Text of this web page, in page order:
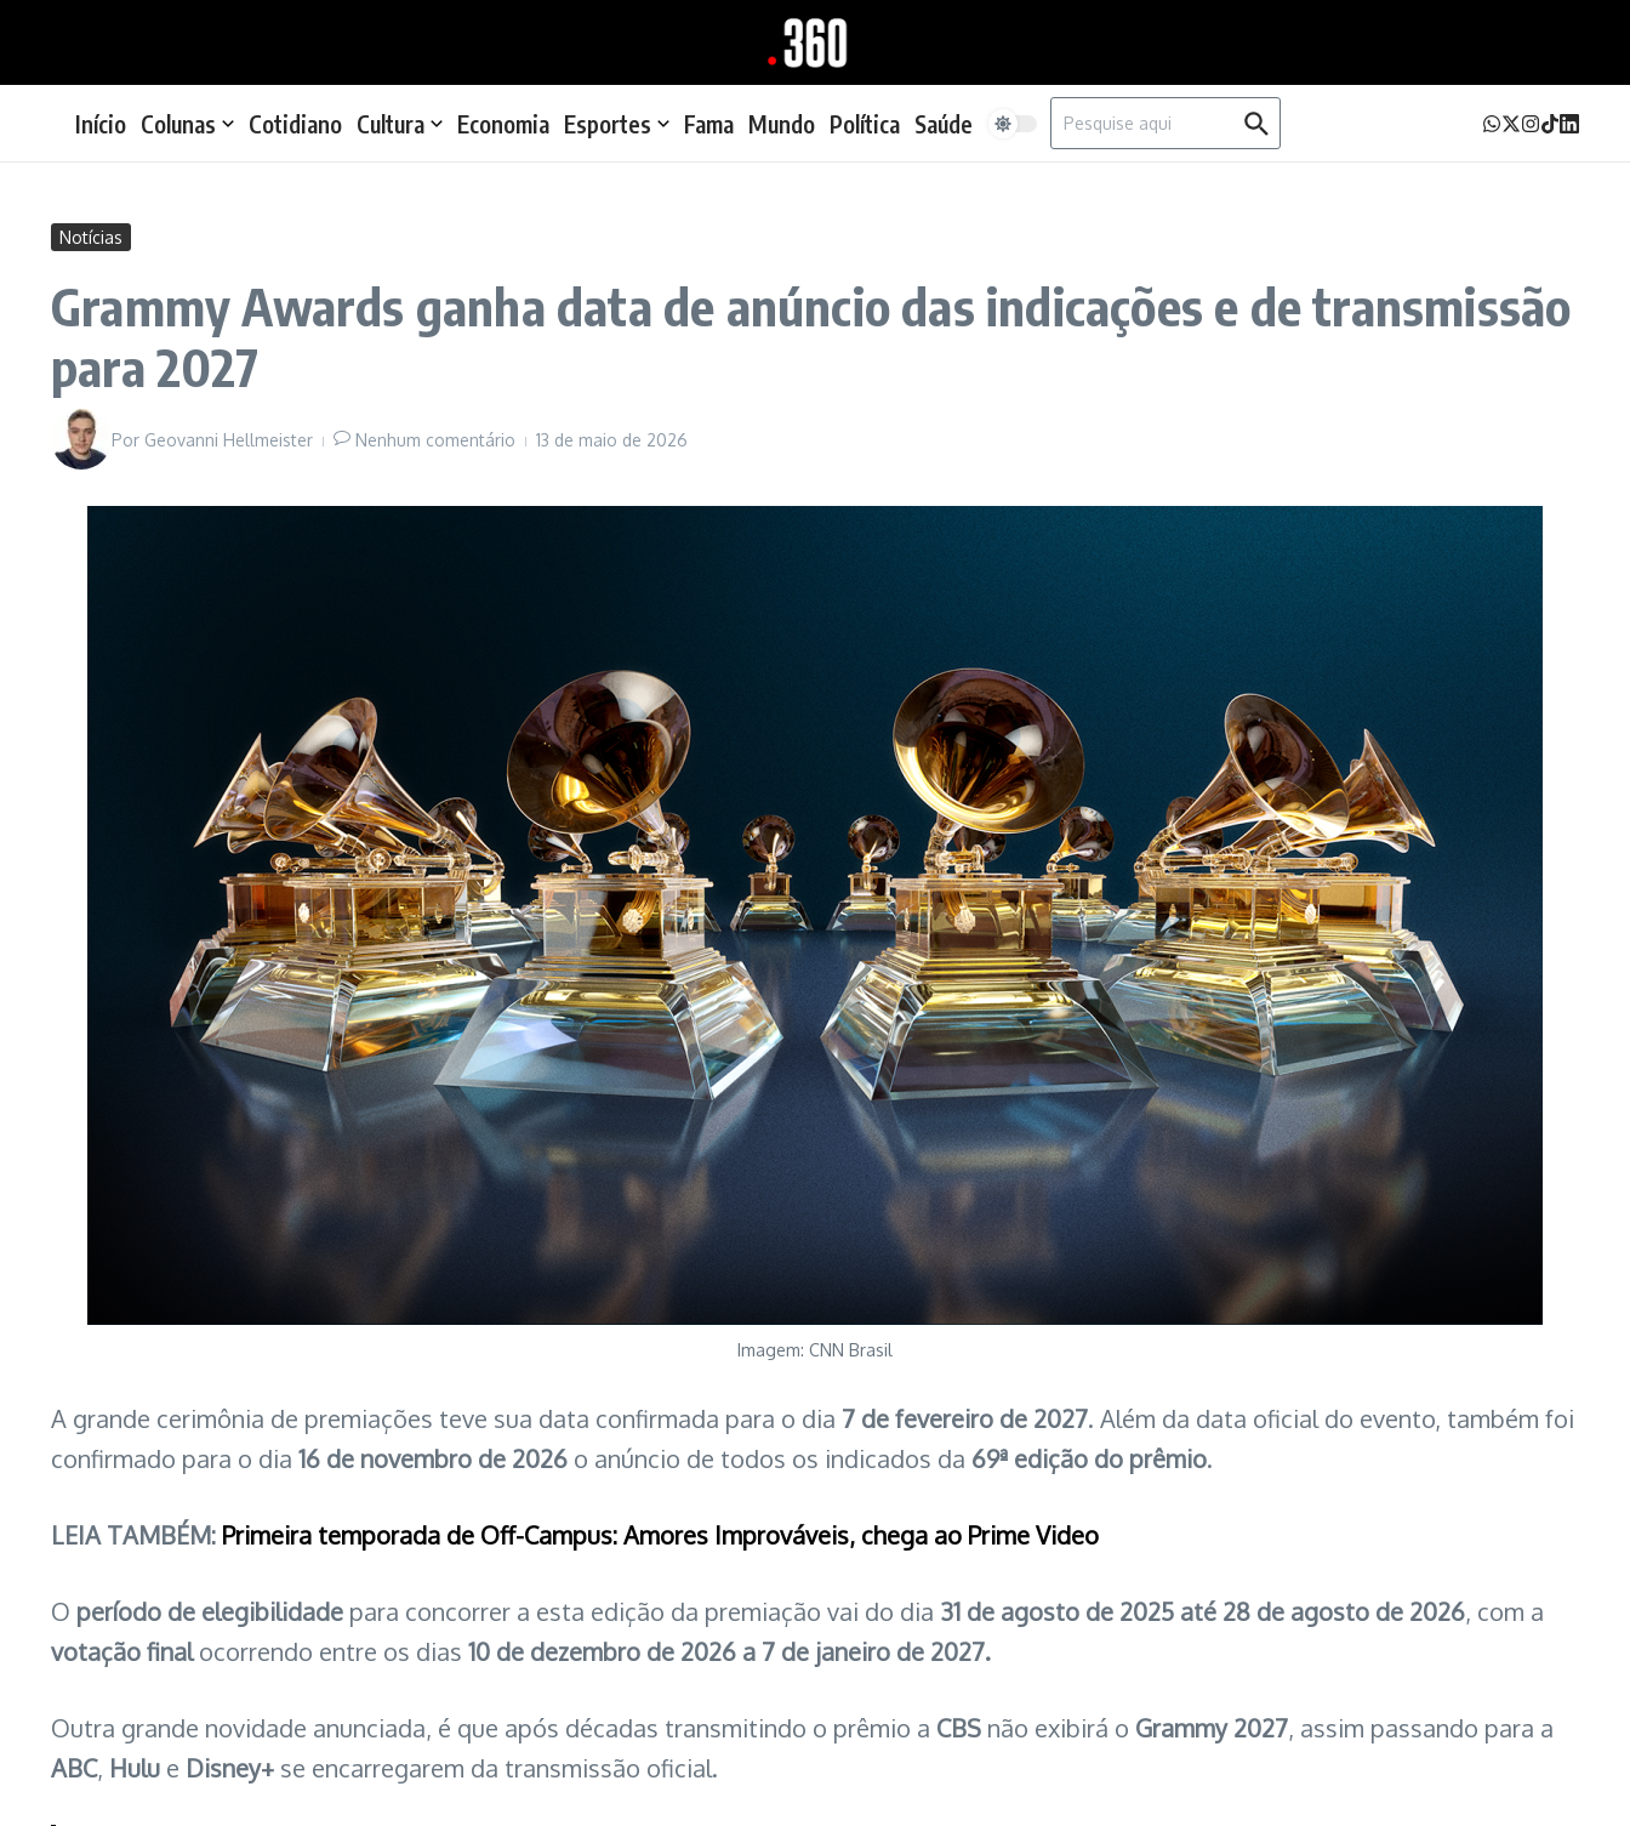
Início Colunas Cotidiano Cultura Economia Esportes Fama Mundo Política Saúde
Procurar por:
Notícias
Grammy Awards ganha data de anúncio das indicações e de transmissão
para 2027
Por Geovanni Hellmeister Nenhum comentário 13 de maio de 2026
Imagem: CNN Brasil
A grande cerimônia de premiações teve sua data confirmada para o dia 7 de fevereiro de 2027. Além da data oficial do evento, também foi
confirmado para o dia 16 de novembro de 2026 o anúncio de todos os indicados da 69ª edição do prêmio.
LEIA TAMBÉM: Primeira temporada de Off-Campus: Amores Improváveis, chega ao Prime Video
O período de elegibilidade para concorrer a esta edição da premiação vai do dia 31 de agosto de 2025 até 28 de agosto de 2026, com a
votação finalocorrendo entre os dias 10 de dezembro de 2026 a 7 de janeiro de 2027.
Outra grande novidade anunciada, é que após décadas transmitindo o prêmio a CBS não exibirá o Grammy 2027, assim passando para a
ABC, Hulu e Disney+ se encarregarem da transmissão oficial.